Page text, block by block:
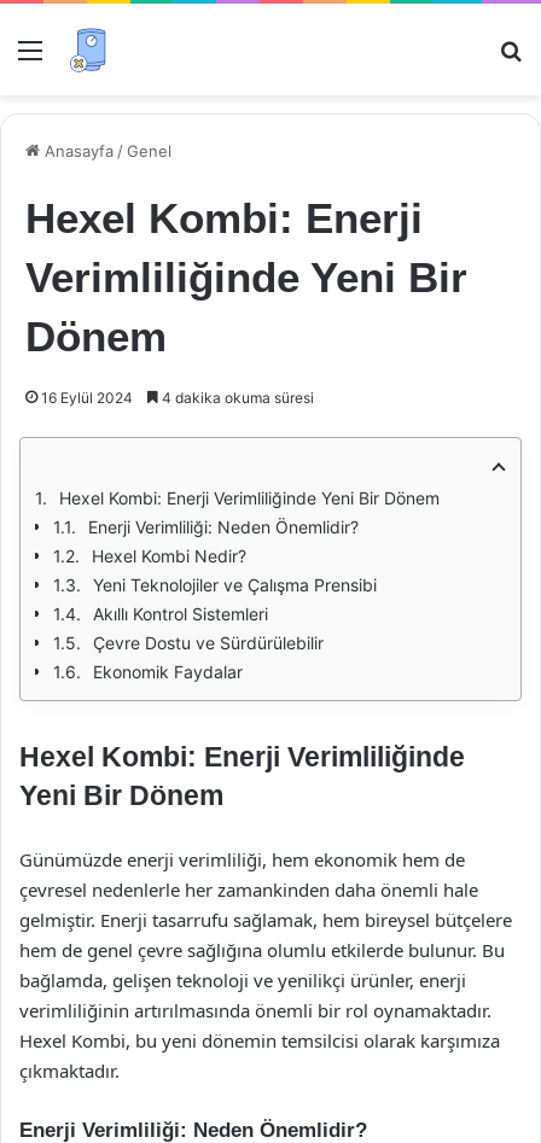
Menü
Anasayfa /Genel
Hexel Kombi: Enerji
Verimliliğinde Yeni Bir
Dönem
16 Eylül 2024 4 dakika okuma süresi
Hexel Kombi: Enerji Verimliliğinde Yeni Bir Dönem
Enerji Verimliliği: Neden Önemlidir?
Hexel Kombi Nedir?
Yeni Teknolojiler ve Çalışma Prensibi
Akıllı Kontrol Sistemleri
Çevre Dostu ve Sürdürülebilir
Ekonomik Faydalar
Hexel Kombi: Enerji Verimliliğinde
Yeni Bir Dönem
Günümüzde enerji verimliliği, hem ekonomik hem de
çevresel nedenlerle her zamankinden daha önemli hale
gelmiştir. Enerji tasarrufu sağlamak, hem bireysel bütçelere
hem de genel çevre sağlığına olumlu etkilerde bulunur. Bu
bağlamda, gelişen teknoloji ve yenilikçi ürünler, enerji
verimliliğinin artırılmasında önemli bir rol oynamaktadır.
Hexel Kombi, bu yeni dönemin temsilcisi olarak karşımıza
çıkmaktadır.
Enerji Verimliliği: Neden Önemlidir?